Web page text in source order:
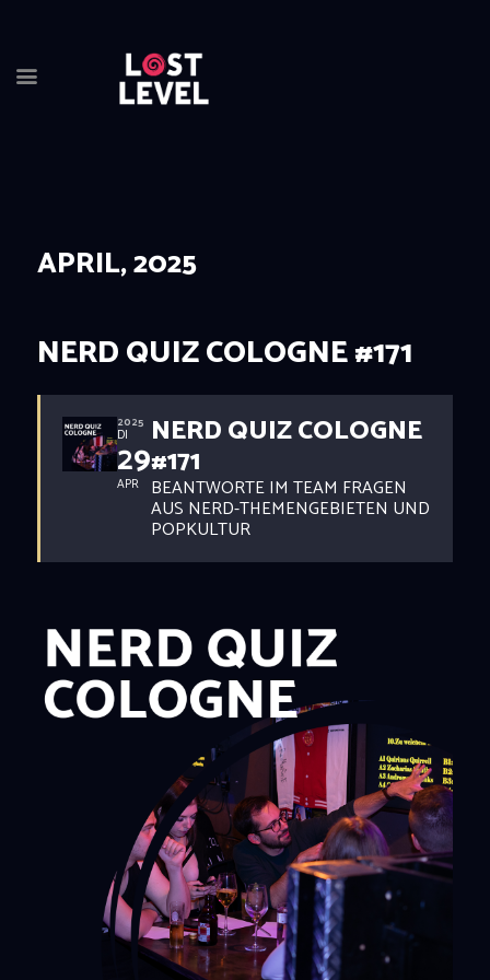
EVENTS
ABOUT
RESERVIERUNG
APRIL, 2025
NERD QUIZ COLOGNE #171
2025
DI
29
APR
NERD QUIZ COLOGNE
#171
BEANTWORTE IM TEAM FRAGEN
AUS NERD-THEMENGEBIETEN UND
POPKULTUR